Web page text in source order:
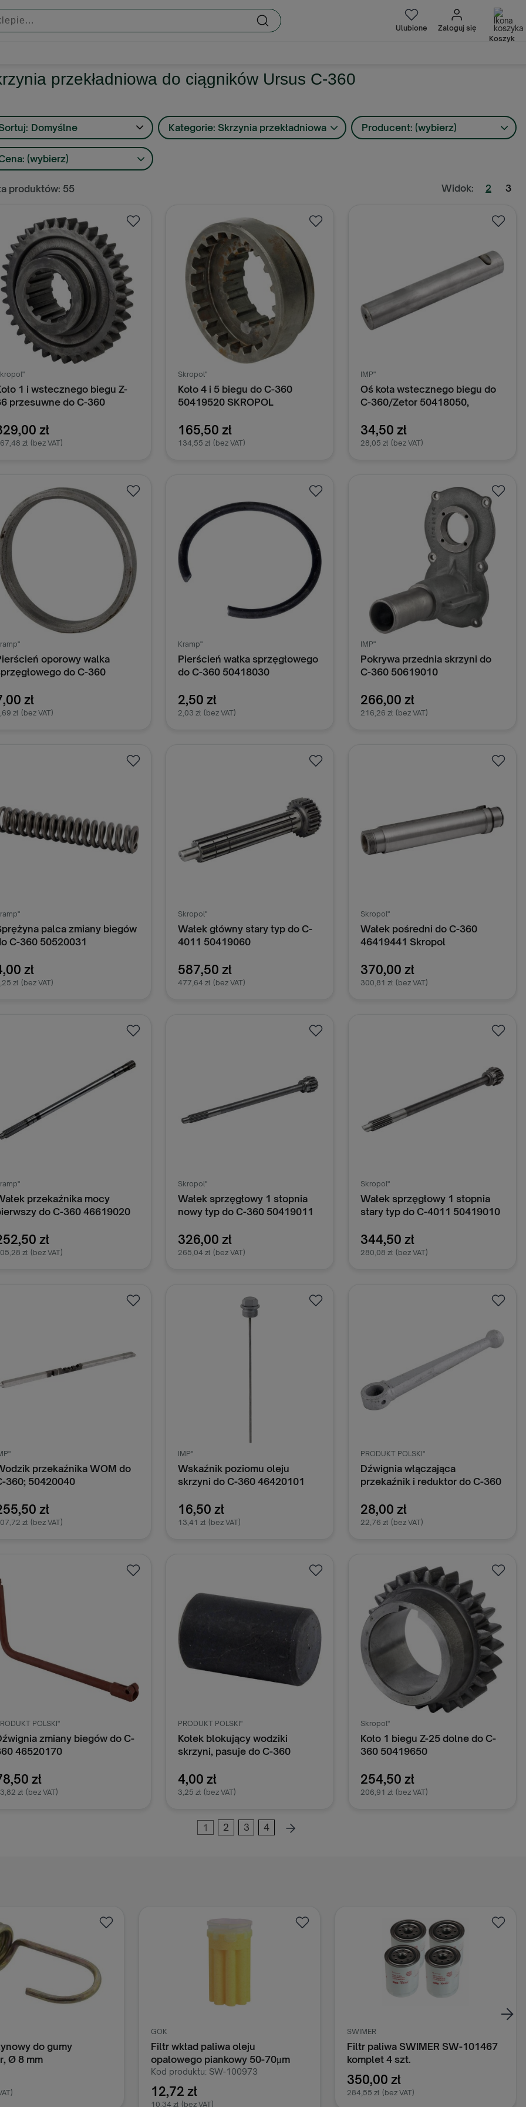
Ulubione
Zaloguj się
Koszyk
przekładniowa do ciągników Ursus C-360
Domyślne Kategorie: Skrzynia przekładniowa Producent: (wybierz)
(wybierz)
produktów: 55 Widok: 2 3
1 i wstecznego biegu Z-
przesuwne do C-360
zł
zł (bez VAT)
Skropol"
Koło 4 i 5 biegu do C-360
50419520 SKROPOL
165,50 zł
134,55 zł (bez VAT)
IMP"
Oś koła wstecznego biegu do
C-360/Zetor 50418050,
34,50 zł
28,05 zł (bez VAT)
oporowy walka
do C-360
zł
zł (bez VAT)
Kramp"
Pierścień wałka sprzęgłowego
do C-360 50418030
2,50 zł
2,03 zł (bez VAT)
IMP"
Pokrywa przednia skrzyni do
C-360 50619010
266,00 zł
216,26 zł (bez VAT)
palca zmiany biegów
C-360 50520031
zł
zł (bez VAT)
Skropol"
Wałek główny stary typ do C-
4011 50419060
587,50 zł
477,64 zł (bez VAT)
Skropol"
Wałek pośredni do C-360
46419441 Skropol
370,00 zł
300,81 zł (bez VAT)
przekaźnika mocy
do C-360 46619020
zł
zł (bez VAT)
Skropol"
Wałek sprzęgłowy 1 stopnia
nowy typ do C-360 50419011
326,00 zł
265,04 zł (bez VAT)
Skropol"
Wałek sprzęgłowy 1 stopnia
stary typ do C-4011 50419010
344,50 zł
280,08 zł (bez VAT)
przekaźnika WOM do
360; 50420040
zł
zł (bez VAT)
IMP"
Wskaźnik poziomu oleju
skrzyni do C-360 46420101
16,50 zł
13,41 zł (bez VAT)
PRODUKT POLSKI"
Dźwignia włączająca
przekaźnik i reduktor do C-360
28,00 zł
22,76 zł (bez VAT)
POLSKI"
zmiany biegów do C-
46520170
zł
zł (bez VAT)
PRODUKT POLSKI"
Kołek blokujący wodziki
skrzyni, pasuje do C-360
4,00 zł
3,25 zł (bez VAT)
Dodaj do koszyka
Skropol"
Koło 1 biegu Z-25 dolne do C-
360 50419650
254,50 zł
206,91 zł (bez VAT)
1 2 3 4
do gumy
Ø 8 mm
GOK
Filtr wkład paliwa oleju
opałowego piankowy 50-70μm
GOK
Kod produktu: SW-100973
12,72 zł
10,34 zł (bez VAT)
SWIMER
Filtr paliwa SWIMER SW-101467
komplet 4 szt.
350,00 zł
284,55 zł (bez VAT)